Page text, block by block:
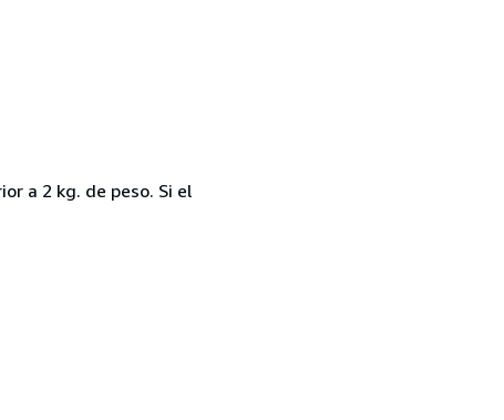
a 2 kg. de peso. Si el